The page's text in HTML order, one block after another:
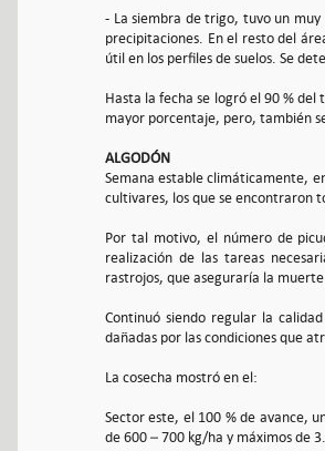
- La siembra de trigo, tuvo un
precipitaciones. En el resto del
útil en los perfiles de suelos. Se
Hasta la fecha se logró el 90 %
mayor porcentaje, pero, también
ALGODÓN
Semana estable climáticamente,
cultivares, los que se encontraron
Por tal motivo, el número de
realización de las tareas
rastrojos, que aseguraría la
Continuó siendo regular la
dañadas por las condiciones que
La cosecha mostró en el:
Sector este, el 100 % de avance,
de 600 – 700 kg/ha y máximos de